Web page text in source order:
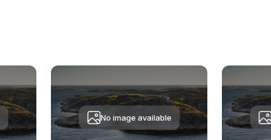
No image available